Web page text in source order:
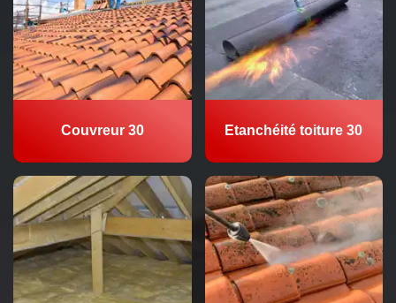
Couvreur 30 Etanchéité toiture 30